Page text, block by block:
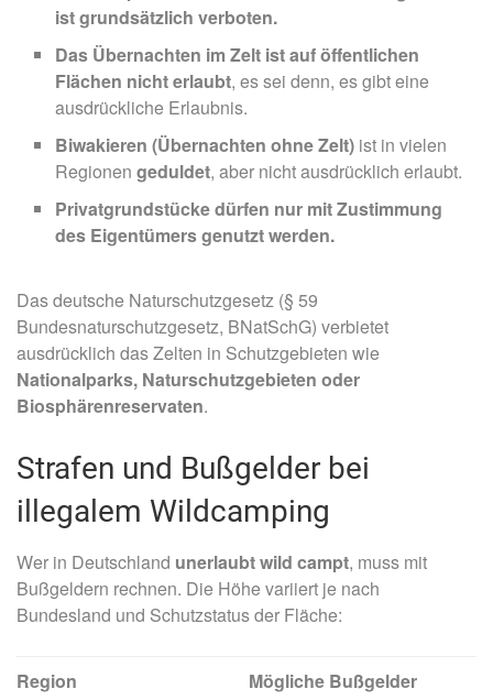
ist grundsätzlich verboten.
Das Übernachten im Zelt ist auf öffentlichen
Flächen nicht erlaubt, es sei denn, es gibt eine
ausdrückliche Erlaubnis.
Biwakieren (Übernachten ohne Zelt) ist in vielen
Regionen geduldet, aber nicht ausdrücklich erlaubt.
Privatgrundstücke dürfen nur mit Zustimmung
des Eigentümers genutzt werden.
Das deutsche Naturschutzgesetz (§ 59
Bundesnaturschutzgesetz, BNatSchG) verbietet
ausdrücklich das Zelten in Schutzgebieten wie
Nationalparks, Naturschutzgebieten oder
Biosphärenreservaten.
Strafen und Bußgelder bei
illegalem Wildcamping
Wer in Deutschland unerlaubt wild campt, muss mit
Bußgeldern rechnen. Die Höhe variiert je nach
Bundesland und Schutzstatus der Fläche:
Region
Mögliche Bußgelder